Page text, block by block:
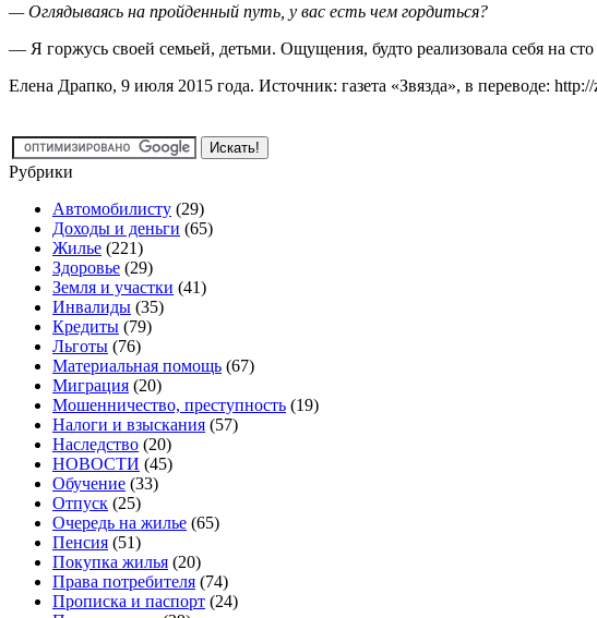
— Оглядываясь на пройденный путь, у вас есть чем гордиться?
— Я горжусь своей семьей, детьми. Ощущения, будто реализовала себя на
Елена Драпко, 9 июля 2015 года. Источник: газета «Звязда», в переводе:
Рубрики
Автомобилисту (29)
Доходы и деньги (65)
Жилье (221)
Здоровье (29)
Земля и участки (41)
Инвалиды (35)
Кредиты (79)
Льготы (76)
Материальная помощь (67)
Миграция (20)
Мошенничество, преступность (19)
Налоги и взыскания (57)
Наследство (20)
НОВОСТИ (45)
Обучение (33)
Отпуск (25)
Очередь на жилье (65)
Пенсия (51)
Покупка жилья (20)
Права потребителя (74)
Прописка и паспорт (24)